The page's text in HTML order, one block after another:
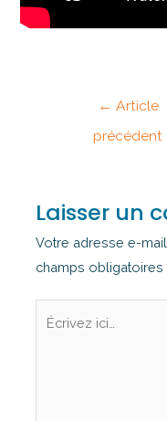
← Article
précédent
Laisser un
Votre adresse e-
champs